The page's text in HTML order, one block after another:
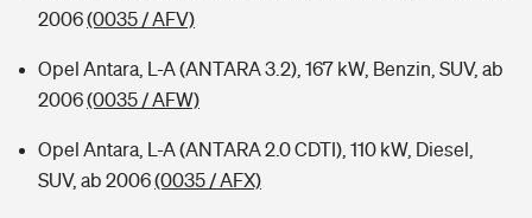
Tools
Kinderunfall-Check: Mehr Sicherheit für deine Kids
2006(0035 / AFV)
Opel Antara, L-A (ANTARA 3.2), 167 kW, Benzin, SUV, ab
2006(0035 / AFW)
Opel Antara, L-A (ANTARA 2.0 CDTI), 110 kW, Diesel,
SUV, ab 2006(0035 / AFX)